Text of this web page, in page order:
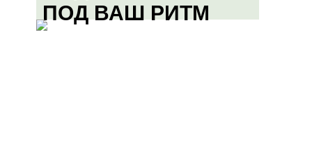
ПОД ВАШ РИТМ